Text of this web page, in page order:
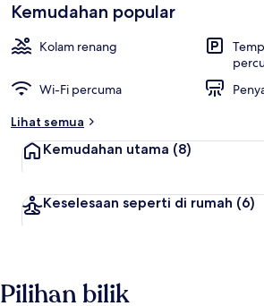
Kemudahan popular
Kolam renang
Wi-Fi percuma
Lihat semua
Kemudahan utama (8)
Keselesaan seperti di rumah (6)
Pilihan bilik